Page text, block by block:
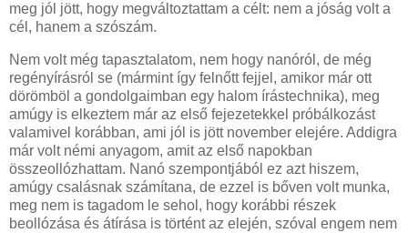
meg jól jött, hogy megváltoztattam a célt: nem a jóság volt a
cél, hanem a szószám.
Nem volt még tapasztalatom, nem hogy nanóról, de még
regényírásról se (mármint így felnőtt fejjel, amikor már ott
dörömböl a gondolgaimban egy halom írástechnika), meg
amúgy is elkeztem már az első fejezetekkel próbálkozást
valamivel korábban, ami jól is jött november elejére. Addigra
már volt némi anyagom, amit az első napokban
összeollózhattam. Nanó szempontjából ez azt hiszem,
amúgy csalásnak számítana, de ezzel is bőven volt munka,
meg nem is tagadom le sehol, hogy korábbi részek
beollózása és átírása is történt az elején, szóval engem nem